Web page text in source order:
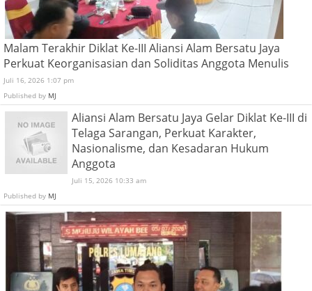
Malam Terakhir Diklat Ke-III Aliansi Alam Bersatu Jaya
Perkuat Keorganisasian dan Soliditas Anggota Menulis
Juli 16, 2026 1:07 pm
Published by MJ
Aliansi Alam Bersatu Jaya Gelar Diklat Ke-III di
Telaga Sarangan, Perkuat Karakter,
Nasionalisme, dan Kesadaran Hukum
Anggota
Juli 15, 2026 10:33 am
Published by MJ